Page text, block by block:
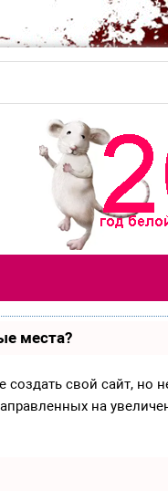
места?
свой сайт, но
на